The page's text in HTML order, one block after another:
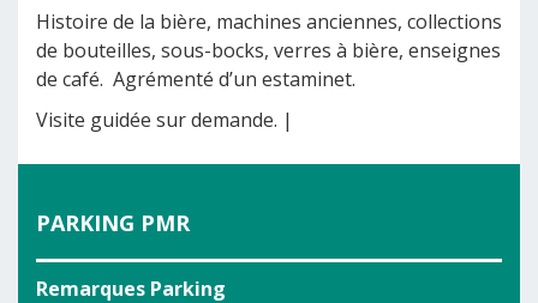
Histoire de la bière, machines anciennes, collections
de bouteilles, sous-bocks, verres à bière, enseignes
de café. Agrémenté d’un estaminet.
Visite guidée sur demande. |
PARKING PMR
Remarques Parking